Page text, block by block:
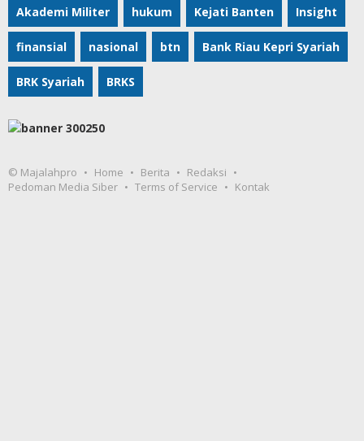
Akademi Militer hukum Kejati Banten Insight
finansial nasional btn Bank Riau Kepri Syariah
BRK Syariah BRKS
© Majalahpro Home Berita
Redaksi
Pedoman Media Siber
Terms of Service Kontak